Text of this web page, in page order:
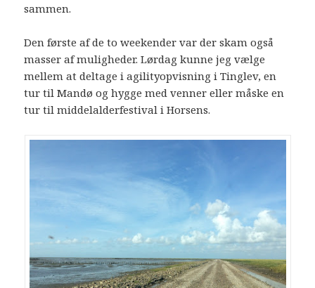
sammen.
Den første af de to weekender var der skam også
masser af muligheder. Lørdag kunne jeg vælge
mellem at deltage i agilityopvisning i Tinglev, en
tur til Mandø og hygge med venner eller måske en
tur til middelalderfestival i Horsens.